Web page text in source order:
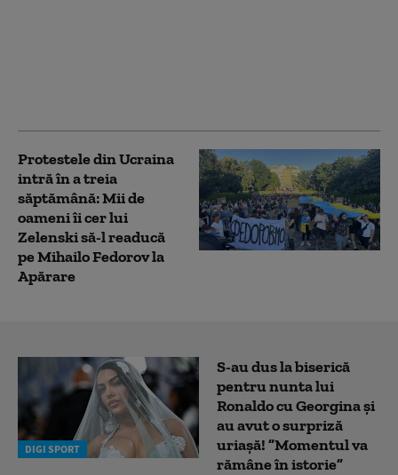
Protestele din Ucraina
intră în a treia
săptămână: Mii de
oameni îi cer lui
Zelenski să-l readucă
pe Mihailo Fedorov la
Apărare
DIGI SPORT
S-au dus la biserică
pentru nunta lui
Ronaldo cu Georgina și
au avut o surpriză
uriașă! ”Momentul va
rămâne în istorie”